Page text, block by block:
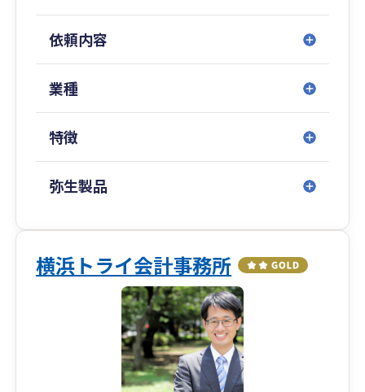
列の計画書」ではなく、将来の成長戦略の設定を
お手伝いします！
その他サービス
・節税支援、記帳代行、クラウド支援
・融資支援
・社労士事務所併設
・税務調査対策
がこれからの経営をお手伝いします。
〇会計・経理・税金・経営の分からないをなくす
〇節税よりもお金を残すことが大事
安易な節税策に走るより、手元にお金が残る方法
依頼内容
業種
特徴
弥生製品
横浜トライ会計事務所